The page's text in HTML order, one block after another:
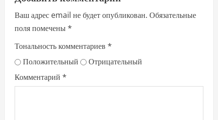
Ваш адрес email не будет опубликован. Обязательные
поля помечены*
Тональность комментариев *
Положительный
Отрицательный
Комментарий *